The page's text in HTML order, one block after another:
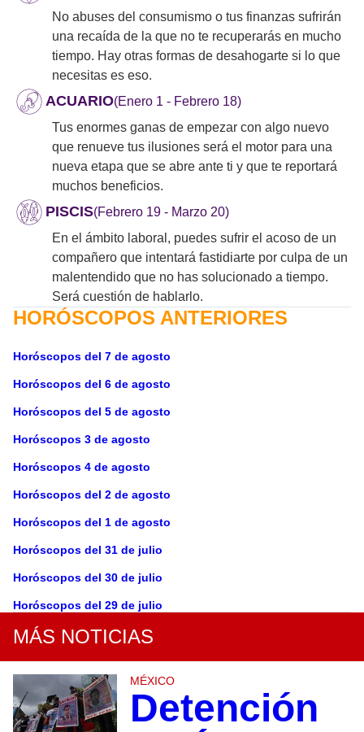
No abuses del consumismo o tus finanzas sufrirán
una recaída de la que no te recuperarás en mucho
tiempo. Hay otras formas de desahogarte si lo que
necesitas es eso.
ACUARIO(Enero 1 - Febrero 18)
Tus enormes ganas de empezar con algo nuevo
que renueve tus ilusiones será el motor para una
nueva etapa que se abre ante ti y que te reportará
muchos beneficios.
PISCIS(Febrero 19 - Marzo 20)
En el ámbito laboral, puedes sufrir el acoso de un
compañero que intentará fastidiarte por culpa de un
malentendido que no has solucionado a tiempo.
Será cuestión de hablarlo.
HORÓSCOPOS ANTERIORES
Horóscopos del 7 de agosto
Horóscopos del 6 de agosto
Horóscopos del 5 de agosto
Horóscopos 3 de agosto
Horóscopos 4 de agosto
Horóscopos del 2 de agosto
Horóscopos del 1 de agosto
Horóscopos del 31 de julio
Horóscopos del 30 de julio
Horóscopos del 29 de julio
MÁS NOTICIAS
MÉXICO
Detención